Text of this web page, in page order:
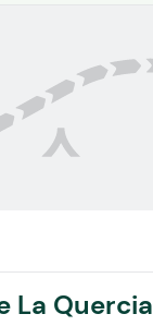
La Quercia